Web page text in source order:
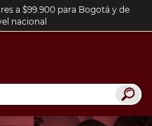
a $99.900 para Bogotá y de
nacional